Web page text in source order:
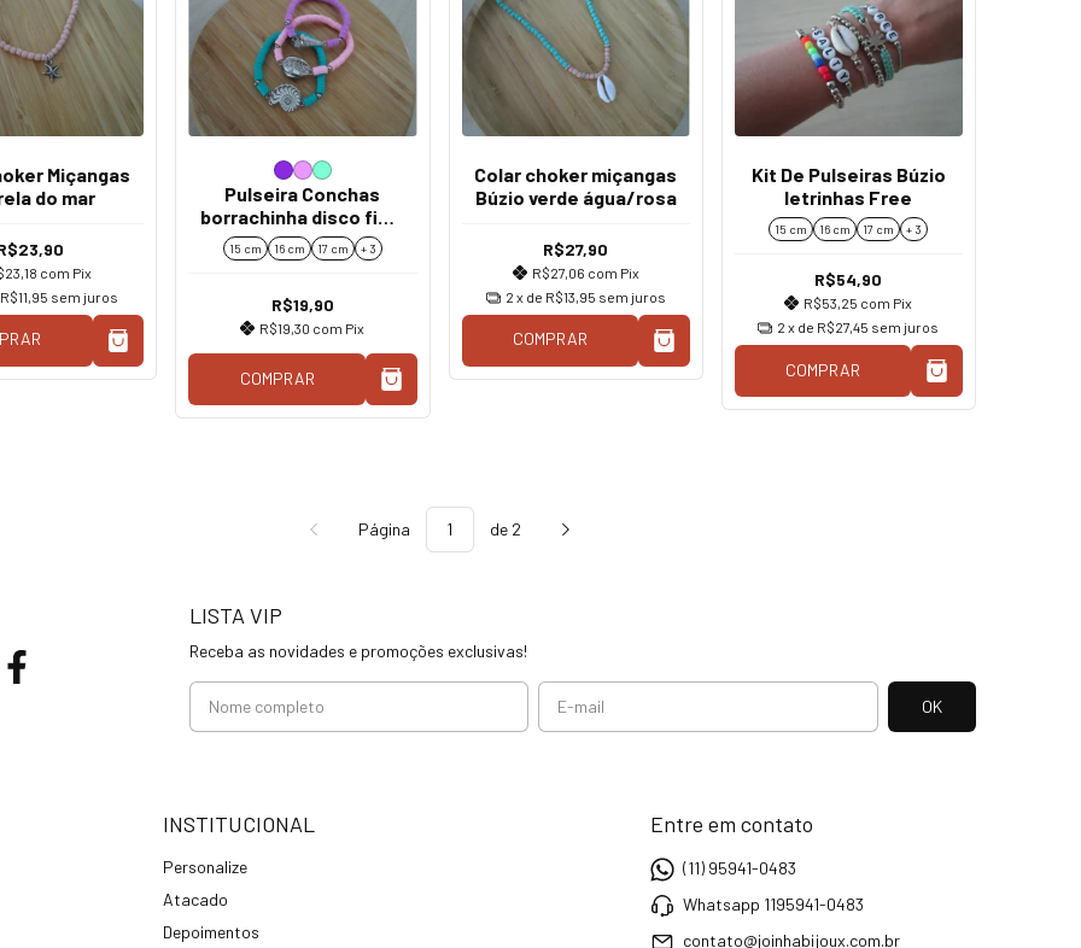
Miçangas
do mar
com Pix
R$11,95 sem juros
Pulseira Conchas
borrachinha disco fimo
colorida
15 cm 16 cm 17 cm + 3
R$19,90
R$19,30 com Pix
COMPRAR
Colar choker miçangas
Búzio verde água/rosa
R$27,90
R$27,06 com Pix
2 x de R$13,95 sem juros
COMPRAR
Kit De Pulseiras Búzio
letrinhas Free
15 cm 16 cm 17 cm + 3
R$54,90
R$53,25 com Pix
2 x de R$27,45 sem juros
COMPRAR
Página de 2
LISTA VIP
Receba as novidades e promoções exclusivas!
INSTITUCIONAL
Personalize
Atacado
Depoimentos
Entre em contato
(11) 95941-0483
Whatsapp 1195941-0483
contato@joinhabijoux.com.br